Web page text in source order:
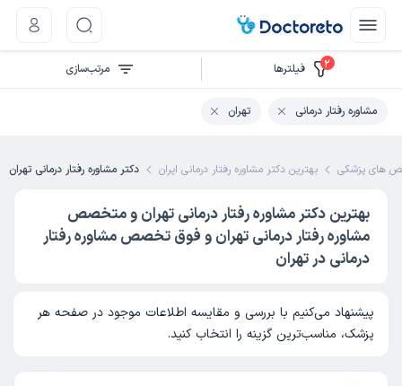
های پزشکی بهترین دکتر مشاوره رفتار درمانی ایران دکتر مشاوره رفتار درمانی تهران
بهترین دکتر مشاوره رفتار درمانی تهران و متخصص
مشاوره رفتار درمانی تهران و فوق تخصص مشاوره رفتار
درمانی در تهران
پیشنهاد می‌کنیم با بررسی و مقایسه اطلاعات موجود در صفحه هر
پزشک، مناسب‌ترین گزینه را انتخاب کنید.
2 فیلتر‌ها مرتب‌سازی
مشاوره رفتار درمانی تهران